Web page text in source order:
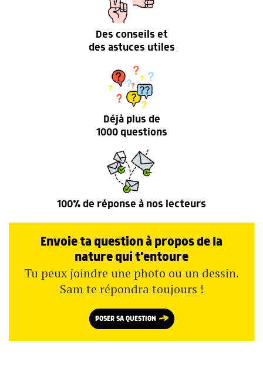
Des conseils et
des astuces utiles
Déjà plus de
1000 questions
100% de réponse à nos lecteurs
Envoie ta question à propos de la
nature qui t'entoure
Tu peux joindre une photo ou un dessin.
Sam te répondra toujours !
POSER SA QUESTION